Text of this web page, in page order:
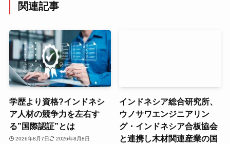
関連記事
学歴より資格?インドネシ
ア人材の競争力を左右す
る”国際認証”とは
2026年8月7日 2026年8月8日
インドネシア総合研究所、
ウノサワエンジニアリン
グ・インドネシア合板協会
と連携し木材関連産業の国